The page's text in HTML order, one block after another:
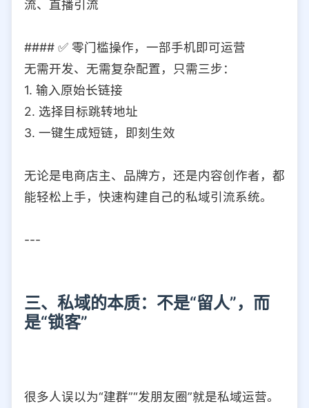
流、直播引流
#### ✅ 零门槛操作，一部手机即可运营
无需开发、无需复杂配置，只需三步：
1. 输入原始长链接
2. 选择目标跳转地址
3. 一键生成短链，即刻生效
无论是电商店主、品牌方，还是内容创作者，都
能轻松上手，快速构建自己的私域引流系统。
---
三、私域的本质：不是“留人”，而
是“锁客”
很多人误以为“建群”“发朋友圈”就是私域运营。